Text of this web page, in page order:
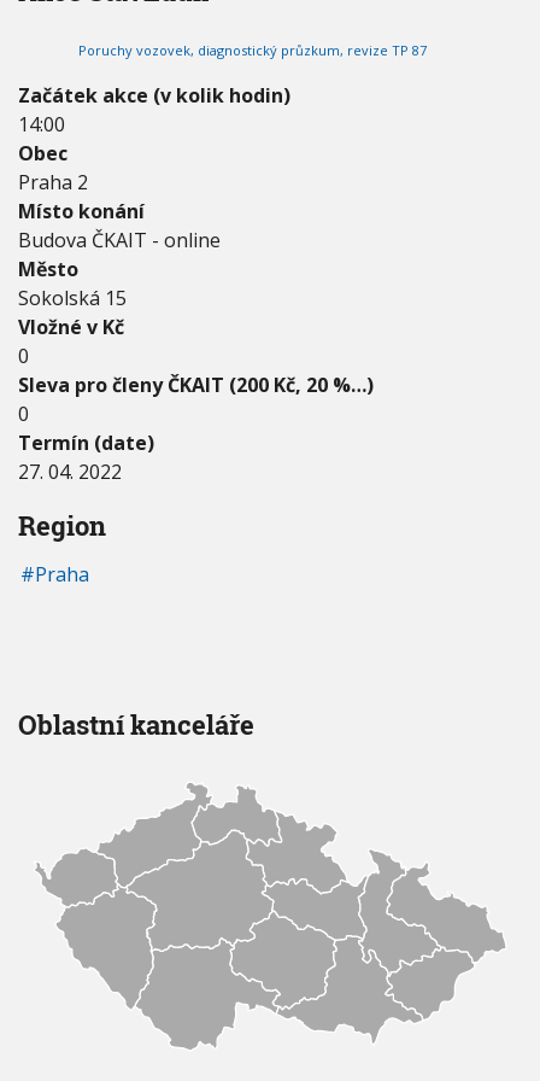
-
2
7
.
0
4
.
2
0
2
2
Poruchy vozovek, diagnostický průzkum, revize TP 87
Začátek akce (v kolik hodin)
14:00
Obec
Praha 2
Místo konání
Budova ČKAIT - online
Město
Sokolská 15
Vložné v Kč
0
Sleva pro členy ČKAIT (200 Kč, 20 %…)
0
Termín (date)
27. 04. 2022
Region
Praha
Oblastní kanceláře